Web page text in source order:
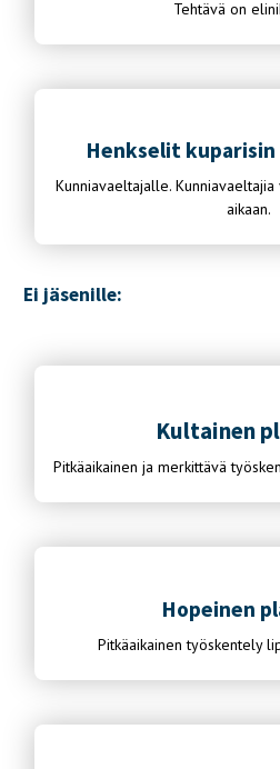
Tehtävä on
Henkselit
Kunniavaeltajalle.
aikaan.
Ei jäsenille:
Kultainen
Pitkäaikainen ja merkittävä
Hopeinen
Pitkäaikainen työskentely